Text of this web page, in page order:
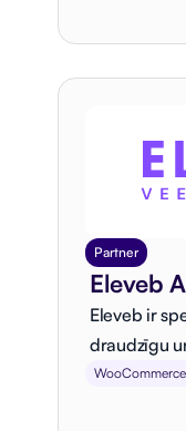
Partner
Eleveb
Eleveb ir
draudzīgu
WooCommerce